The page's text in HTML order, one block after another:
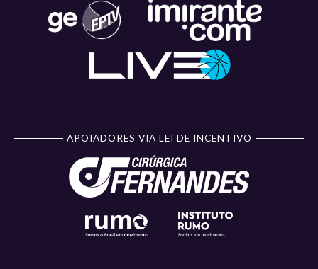
APOIADORES VIA LEI DE INCENTIVO